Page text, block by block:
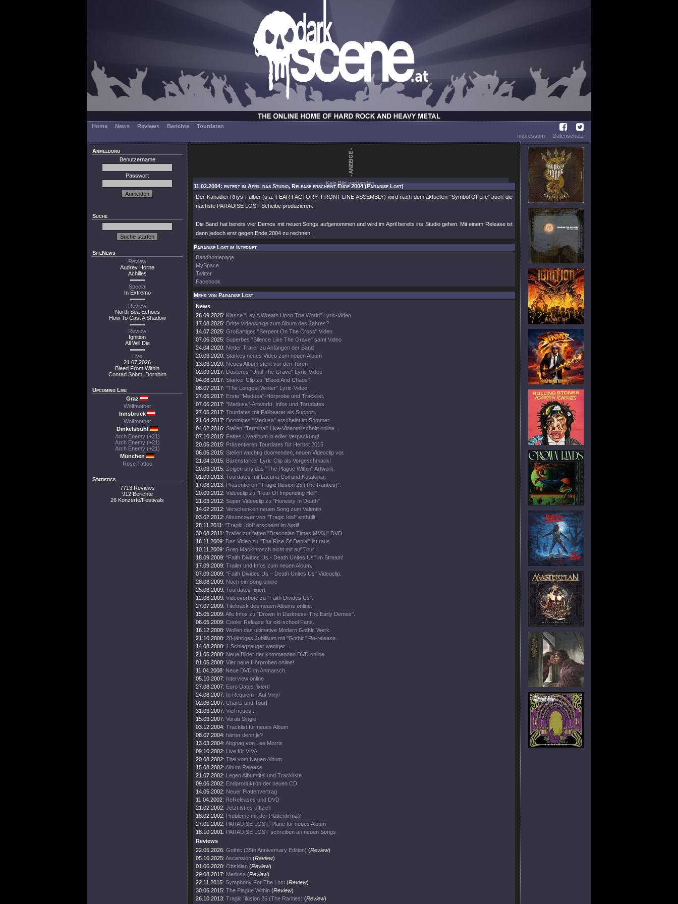
Home News Reviews Berichte
Tourdaten
Impressum
Datenschutz
Anmeldung
Benutzername
Passwort
Suche
SiteNews
Review
Audrey Horne
Achilles
Special
In Extremo
Review
North Sea Echoes
How To Cast A Shadow
Review
Ignition
All Will Die
Live
21.07.2026
Bleed From Within
Conrad Sohm, Dornbirn
Upcoming Live
Graz
Wolfmother
Innsbruck
Wolfmother
Dinkelsbühl
Arch Enemy (+21)
Arch Enemy (+21)
Arch Enemy (+21)
München
Rose Tattoo
Statistics
7713 Reviews
912 Berichte
26 Konzerte/Festivals
Kein Bild vorhanden.
11.02.2004: entert im April das Studio, Release erscheint Ende 2004 (Paradise Lost)
Der Kanadier Rhys Fulber (u.a. FEAR FACTORY, FRONT LINE ASSEMBLY) wird nach dem aktuellen "Symbol Of Life" auch die
nächste PARADISE LOST-Scheibe produzieren.
Die Band hat bereits vier Demos mit neuen Songs aufgenommen und wird im April bereits ins Studio gehen. Mit einem Release ist
dann jedoch erst gegen Ende 2004 zu rechnen.
Paradise Lost im Internet
Bandhomepage
MySpace
Twitter
Facebook
Mehr von Paradise Lost
News
26.09.2025: Klasse "Lay A Wreath Upon The World" Lyric-Video
17.08.2025: Dritte Videosinlge zum Album des Jahres?
14.07.2025: Großartiges "Serpent On The Cross" Video
07.06.2025: Superbes "Silence Like The Grave" samt Video
24.04.2020: Netter Trailer zu Anfängen der Band
20.03.2020: Starkes neues Video zum neuen Album
13.03.2020: Neues Album steht vor den Toren
02.09.2017: Düsteres "Until The Grave" Lyric-Video
04.08.2017: Starker Clip zu "Blood And Chaos"
08.07.2017: "The Longest Winter" Lyric-Video.
27.06.2017: Erste "Medusa"-Hörprobe und Tracklist.
07.06.2017: "Medusa"-Artworkt, Infos und Torudates.
27.05.2017: Tourdates mit Pallbearer als Support.
21.04.2017: Doomiges "Medusa" erscheint im Sommer.
04.02.2016: Stellen "Terminal" Live-Videomitschnitt online.
07.10.2015: Fettes Livealbum in edler Verpackung!
20.05.2015: Präsentieren Tourdates für Herbst 2015.
06.05.2015: Stellen wuchtig doomenden, neuen Videoclip vor.
21.04.2015: Bärenstarker Lyric Clip als Vorgeschmack!
20.03.2015: Zeigen uns das "The Plague Within" Artwork.
01.09.2013: Tourdates mit Lacuna Coil und Katatonia.
17.08.2013: Präsentieren "Tragic Illusion 25 (The Rarities)".
20.09.2012: Videoclip zu "Fear Of Impending Hell".
21.03.2012: Super Videoclip zu "Honesty In Death"
14.02.2012: Verschenken neuen Song zum Valentin.
03.02.2012: Albumcover von "Tragic Idol" enthüllt.
28.11.2011: "Tragic Idol" erscheint im April!
30.08.2011: Trailer zur fetten "Draconian Times MMXI" DVD.
16.11.2009: Das Video zu "The Rise Of Denial" ist raus.
10.11.2009: Greg Mackintosch nicht mit auf Tour!
18.09.2009: "Faith Divides Us - Death Unites Us" im Stream!
17.09.2009: Trailer und Infos zum neuen Album.
07.09.2009: "Faith Divides Us – Death Unites Us" Videoclip.
28.08.2009: Noch ein Song online
25.08.2009: Tourdates fixiert
12.08.2009: Videovorbote zu "Faith Divides Us".
27.07.2009: Titeltrack des neuen Albums online.
15.05.2009: Alle Infos zu "Drown In Darkness-The Early Demos".
06.05.2009: Cooler Release für old-school Fans.
16.12.2008: Wollen das ultimative Modern Gothic Werk.
21.10.2008: 20-jähriges Jubiläum mit "Gothic" Re-release.
14.08.2008: 1 Schlagzeuger weniger...
21.05.2008: Neue Bilder der kommenden DVD online.
01.05.2008: Vier neue Hörproben online!
11.04.2008: Neue DVD im Anmarsch.
05.10.2007: Interview online
27.08.2007: Euro Dates fixiert!
24.08.2007: In Requiem - Auf Vinyl
02.06.2007: Charts und Tour!
31.03.2007: Viel neues...
15.03.2007: Vorab Single
03.12.2004: Tracklist für neues Album
08.07.2004: härter denn je?
13.03.2004: Abgnag von Lee Morris
09.10.2002: Live für VIVA
20.08.2002: Titel vom Neuen Album
15.08.2002: Album Release
21.07.2002: Legen Albumtitel und Trackliste
09.06.2002: Endproduktion der neuen CD
14.05.2002: Neuer Plattenvertrag
11.04.2002: ReReleases und DVD
21.02.2002: Jetzt ist es offiziell
18.02.2002: Probleme mit der Plattenfirma?
27.01.2002: PARADISE LOST: Pläne für neues Album
18.10.2001: PARADISE LOST schreiben an neuen Songs
Reviews
22.05.2026: Gothic (35th Anniversary Edition) (Review)
05.10.2025: Ascension (Review)
01.06.2020: Obsidian (Review)
29.08.2017: Medusa (Review)
22.11.2015: Symphony For The Lost (Review)
30.05.2015: The Plague Within (Review)
26.10.2013: Tragic Illusion 25 (The Rarities) (Review)